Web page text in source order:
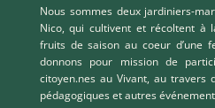
Nous sommes deux jardiniers-
Nico, qui cultivent et récoltent à
fruits de saison au coeur d’une
donnons pour mission de
citoyen.nes au Vivant, au travers
pédagogiques et autres